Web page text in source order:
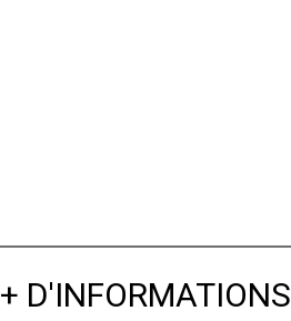
+ D'INFORMATIONS